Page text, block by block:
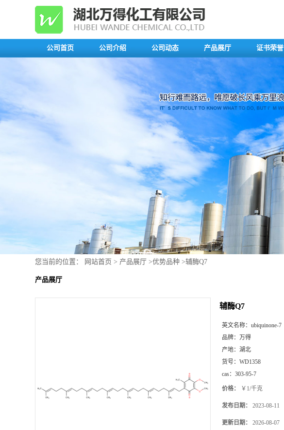
公司首页 公司介绍 公司动态 产品展厅 证书荣誉
您当前的位置： 网站首页 > 产品展厅 >优势品种 >辅酶Q7
产品展厅
辅酶Q7
英文名称： ubiquinone-7
品牌： 万得
产地： 湖北
货号： WD1358
cas： 303-95-7
价格： ￥1/千克
发布日期： 2023-08-11
更新日期： 2026-08-07